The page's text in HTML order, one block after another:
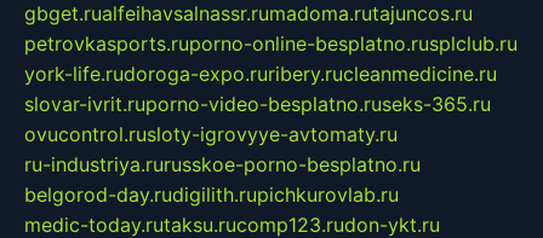
gbget.rualfeihavsalnassr.rumadoma.rutajuncos.ru
petrovkasports.ruporno-online-besplatno.rusplclub.ru
york-life.rudoroga-expo.ruribery.rucleanmedicine.ru
slovar-ivrit.ruporno-video-besplatno.ruseks-365.ru
ovucontrol.rusloty-igrovyye-avtomaty.ru
ru-industriya.rurusskoe-porno-besplatno.ru
belgorod-day.rudigilith.rupichkurovlab.ru
medic-today.rutaksu.rucomp123.rudon-ykt.ru